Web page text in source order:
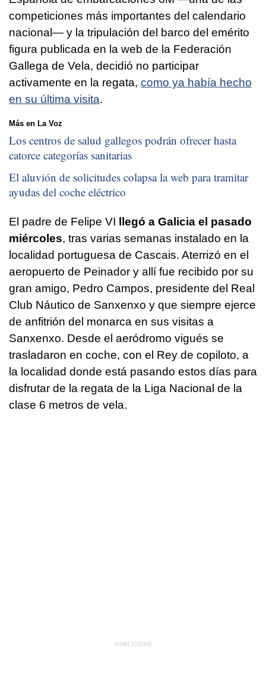
competiciones más importantes del calendario
nacional— y la tripulación del barco del emérito
figura publicada en la web de la Federación
Gallega de Vela, decidió no participar
activamente en la regata, como ya había hecho
en su última visita.
Más en La Voz
Los centros de salud gallegos podrán ofrecer hasta
catorce categorías sanitarias
El aluvión de solicitudes colapsa la web para tramitar
ayudas del coche eléctrico
El padre de Felipe VI llegó a Galicia el pasado
miércoles, tras varias semanas instalado en la
localidad portuguesa de Cascais. Aterrizó en el
aeropuerto de Peinador y allí fue recibido por su
gran amigo, Pedro Campos, presidente del Real
Club Náutico de Sanxenxo y que siempre ejerce
de anfitrión del monarca en sus visitas a
Sanxenxo. Desde el aeródromo vigués se
trasladaron en coche, con el Rey de copiloto, a
la localidad donde está pasando estos días para
disfrutar de la regata de la Liga Nacional de la
clase 6 metros de vela.